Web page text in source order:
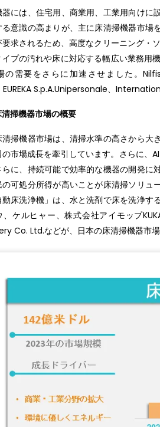
には、住宅用、商業用、工業用向けに
意識の高まりが、主に床清掃機器市場
求されるため、高度なクリーニング・
イプの汚れや床に対応する幅広い業務
の需要をさらに加速させました。
S.p.A.Unipersonale、
清掃機器市場の概要
清掃機器市場は、清掃水準の高さから大
市場成長を牽引しています。さらに、
に、持続可能で効率的な機器の開発に
の可処分所得が高いことが床清掃ソリュ
動床洗浄機」は、水と洗剤で床を洗浄
、ケルヒャー、株式会社アイモップ
Co. Ltd.などが、日本の床清掃機器市場